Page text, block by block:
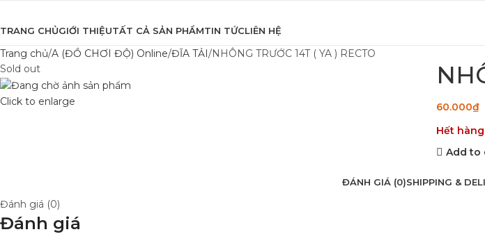
TRANG CHỦGIỚI THIỆUTẤT CẢ SẢN PHẨMTIN TỨCLIÊN HỆ
Trang chủ A (ĐỒ CHƠI ĐỘ) Online ĐĨA TẢI
NHÔNG TRƯỚC 14T ( YA ) RECTO
Sold out
Click to enlarge 60.000₫
Hết hàng
Add to
ĐÁNH GIÁ (0)SHIPPING &
Đánh giá (0)
Đánh giá